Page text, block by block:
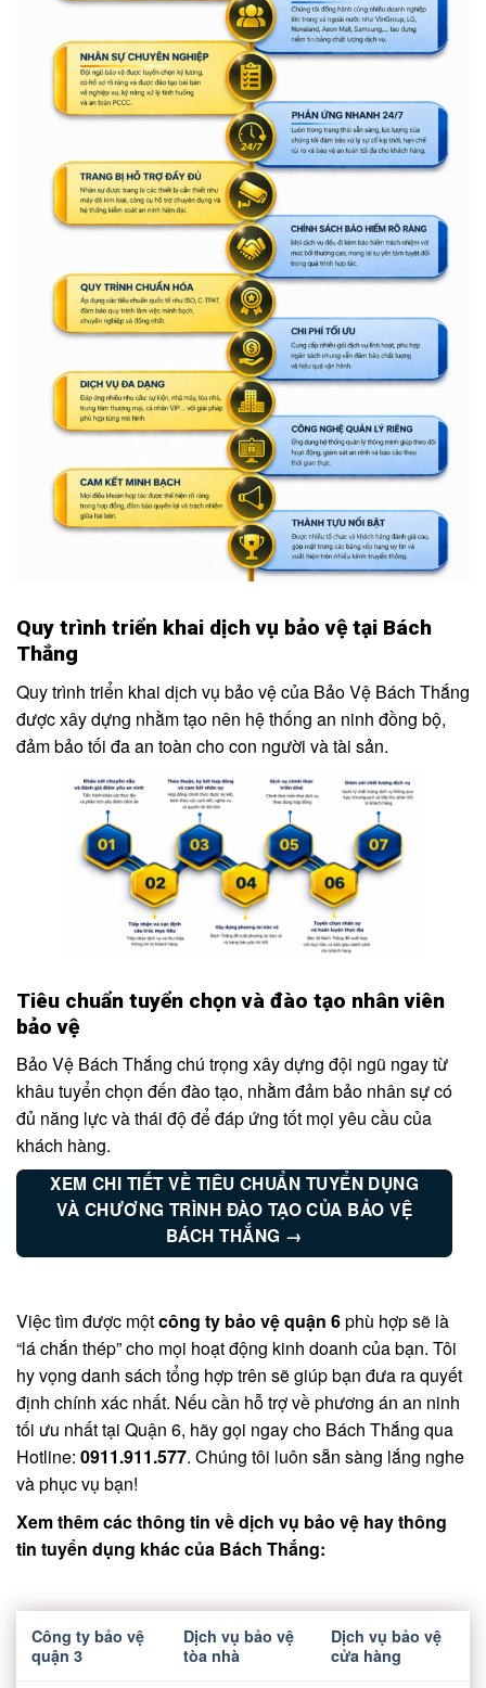
Quy trình triển khai dịch vụ bảo vệ tại Bách
Thắng
Quy trình triển khai dịch vụ bảo vệ của Bảo Vệ Bách Thắng
được xây dựng nhằm tạo nên hệ thống an ninh đồng bộ,
đảm bảo tối đa an toàn cho con người và tài sản.
Tiêu chuẩn tuyển chọn và đào tạo nhân viên
bảo vệ
Bảo Vệ Bách Thắng chú trọng xây dựng đội ngũ ngay từ
khâu tuyển chọn đến đào tạo, nhằm đảm bảo nhân sự có
đủ năng lực và thái độ để đáp ứng tốt mọi yêu cầu của
khách hàng.
XEM CHI TIẾT VỀ TIÊU CHUẨN TUYỂN DỤNG
VÀ CHƯƠNG TRÌNH ĐÀO TẠO CỦA BẢO VỆ
BÁCH THẮNG →
Việc tìm được mộtcông ty bảo vệ quận 6phù hợp sẽ là
“lá chắn thép” cho mọi hoạt động kinh doanh của bạn. Tôi
hy vọng danh sách tổng hợp trên sẽ giúp bạn đưa ra quyết
định chính xác nhất. Nếu cần hỗ trợ về phương án an ninh
tối ưu nhất tại Quận 6, hãy gọi ngay cho Bách Thắng qua
Hotline: 0911.911.577. Chúng tôi luôn sẵn sàng lắng nghe
và phục vụ bạn!
Xem thêm các thông tin về dịch vụ bảo vệ hay thông
tin tuyển dụng khác của Bách Thắng:
Công ty bảo vệ
quận 3
Dịch vụ bảo vệ
tòa nhà
Dịch vụ bảo vệ
cửa hàng